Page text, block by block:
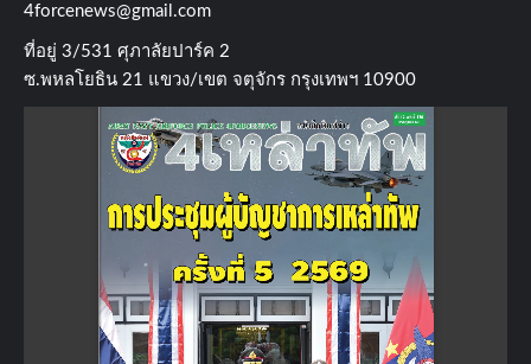
4forcenews@gmail.com
ที่อยู่​ 3/531​ ศุภาลัยปาร์ค​ 2
ซ.พหลโยธิน​ 21​ แขวง/เขต​ จตุจักร​ กรุงเทพฯ 10900